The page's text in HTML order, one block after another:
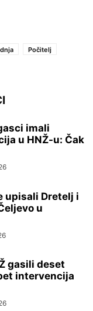
Počitelj
imali
u HNŽ-u: Čak
upisali Dretelj i
u
gasili deset
intervencija